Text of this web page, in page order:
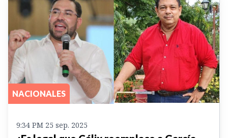
NACIONALES
9:34 PM 25 sep. 2025